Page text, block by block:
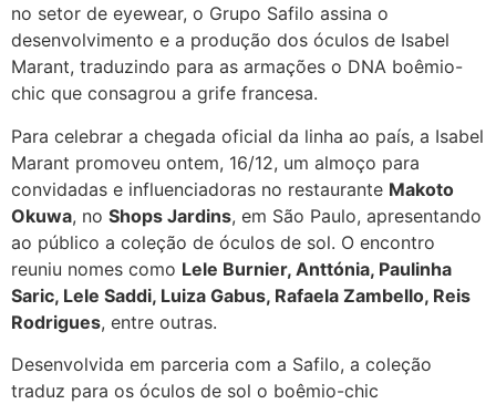
no setor de eyewear, o Grupo Safilo assina o
desenvolvimento e a produção dos óculos de Isabel
Marant, traduzindo para as armações o DNA boêmio-
chic que consagrou a grife francesa.
Para celebrar a chegada oficial da linha ao país, a Isabel
Marant promoveu ontem, 16/12, um almoço para
convidadas e influenciadoras no restaurante Makoto
Okuwa, no Shops Jardins, em São Paulo, apresentando
ao público a coleção de óculos de sol. O encontro
reuniu nomes como Lele Burnier, Anttónia, Paulinha
Saric, Lele Saddi, Luiza Gabus, Rafaela Zambello, Reis
Rodrigues, entre outras.
Desenvolvida em parceria com a Safilo, a coleção
traduz para os óculos de sol o boêmio-chic